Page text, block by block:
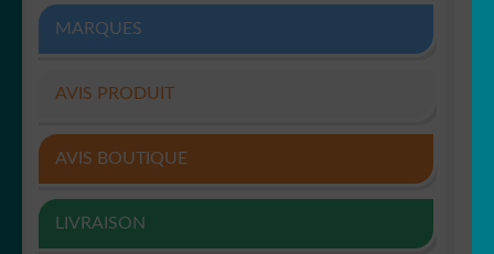
MARQUES
AVIS PRODUIT
AVIS BOUTIQUE
LIVRAISON